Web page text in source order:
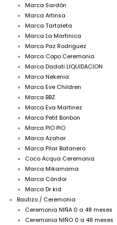
Marca Sardón
Marca Artinsa
Marca Tartaleta
Marca La Martinica
Marca Paz Rodriguez
Marca Copo Ceremonia
Marca Dadati LIQUIDACION
Marca Nekenia
Marca Eve Children
Marca BBZ
Marca Eva Martinez
Marca Petit Bonbon
Marca PIO PIO
Marca Azahar
Marca Pilar Batanero
Coco Acqua Ceremonia
Marca Mikamama
Marca Cóndor
Marca Dr kid
Bautizo / Ceremonia
Ceremonia NIÑA 0 a 48 meses
Ceremonia NIÑO 0 a 48 meses